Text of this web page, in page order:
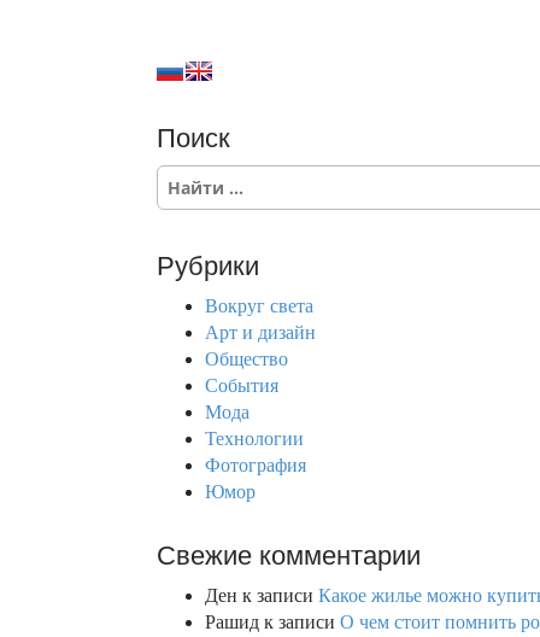
a
t
i
o
n
Поиск
S
e
c
Рубрики
Вокруг света
Арт и дизайн
Общество
События
Мода
Технологии
Фотография
Юмор
Свежие комментарии
Ден к записи Какое жилье можно
Рашид к записи О чем стоит помнить